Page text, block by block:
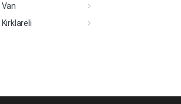
Van
Kırklareli